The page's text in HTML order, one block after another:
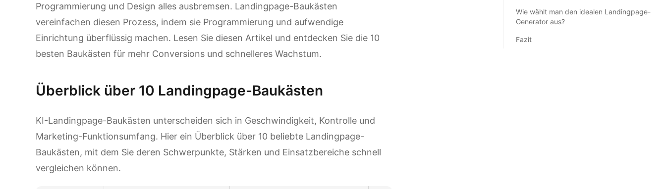
Programmierung und Design alles ausbremsen. Landingpage-Baukästen
vereinfachen diesen Prozess, indem sie Programmierung und aufwendige
Einrichtung überflüssig machen. Lesen Sie diesen Artikel und entdecken Sie die 10
besten Baukästen für mehr Conversions und schnelleres Wachstum.
Überblick über 10 Landingpage-Baukästen
KI-Landingpage-Baukästen unterscheiden sich in Geschwindigkeit, Kontrolle und
Marketing-Funktionsumfang. Hier ein Überblick über 10 beliebte Landingpage-
Baukästen, mit dem Sie deren Schwerpunkte, Stärken und Einsatzbereiche schnell
vergleichen können.
Wie wählt man den idealen Landingpage-
Generator aus?
Fazit